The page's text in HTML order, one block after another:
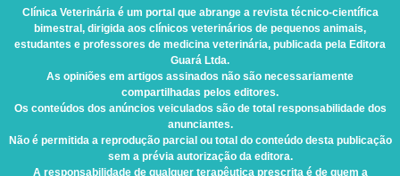
Clínica Veterinária é um portal que abrange a revista técnico-científica
bimestral, dirigida aos clínicos veterinários de pequenos animais,
estudantes e professores de medicina veterinária, publicada pela Editora
Guará Ltda.
As opiniões em artigos assinados não são necessariamente
compartilhadas pelos editores.
Os conteúdos dos anúncios veiculados são de total responsabilidade dos
anunciantes.
Não é permitida a reprodução parcial ou total do conteúdo desta publicação
sem a prévia autorização da editora.
A responsabilidade de qualquer terapêutica prescrita é de quem a